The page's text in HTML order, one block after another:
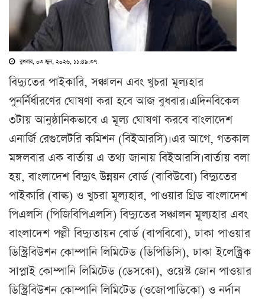
বুধবার, ০৩ জুন, ২০২৬, ১১:৪৯:৩৭
বিদ্যুতের পাইকারি, সঞ্চালন এবং খুচরা মূল্যহার
পুনর্নির্ধারণের ঘোষণা করা হবে আজ বুধবার।এদিনবিকেল
৩টায় আনুষ্ঠানিকভাবে এ মূল্য ঘোষণা করবে বাংলাদেশ
এনার্জি রেগুলেটরি কমিশন (বিইআরসি)।এর আগে, গতকাল
মঙ্গলবার এক বার্তায় এ তথ্য জানায় বিইআরসি।বার্তায় বলা
হয়, বাংলাদেশ বিদ্যুৎ উন্নয়ন বোর্ড (বাবিউবো) বিদ্যুতের
পাইকারি (বাল্ক) ও খুচরা মূল্যহার, পাওয়ার গ্রিড বাংলাদেশ
পিএলসি (পিজিবিপিএলসি) বিদ্যুতের সঞ্চালন মূল্যহার এবং
বাংলাদেশ পল্লী বিদ্যুতায়ন বোর্ড (বাপবিবো), ঢাকা পাওয়ার
ডিস্ট্রিবিউশন কোম্পানি লিমিটেড (ডিপিডিসি), ঢাকা ইলেক্ট্রিক
সাপ্লাই কোম্পানি লিমিটেড (ডেসকো), ওয়েস্ট জোন পাওয়ার
ডিস্ট্রিবিউশন কোম্পানি লিমিটেড (ওজোপাডিকো) ও নর্দান